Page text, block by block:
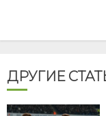
ДРУГИЕ